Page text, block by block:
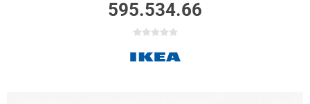
595.534.66